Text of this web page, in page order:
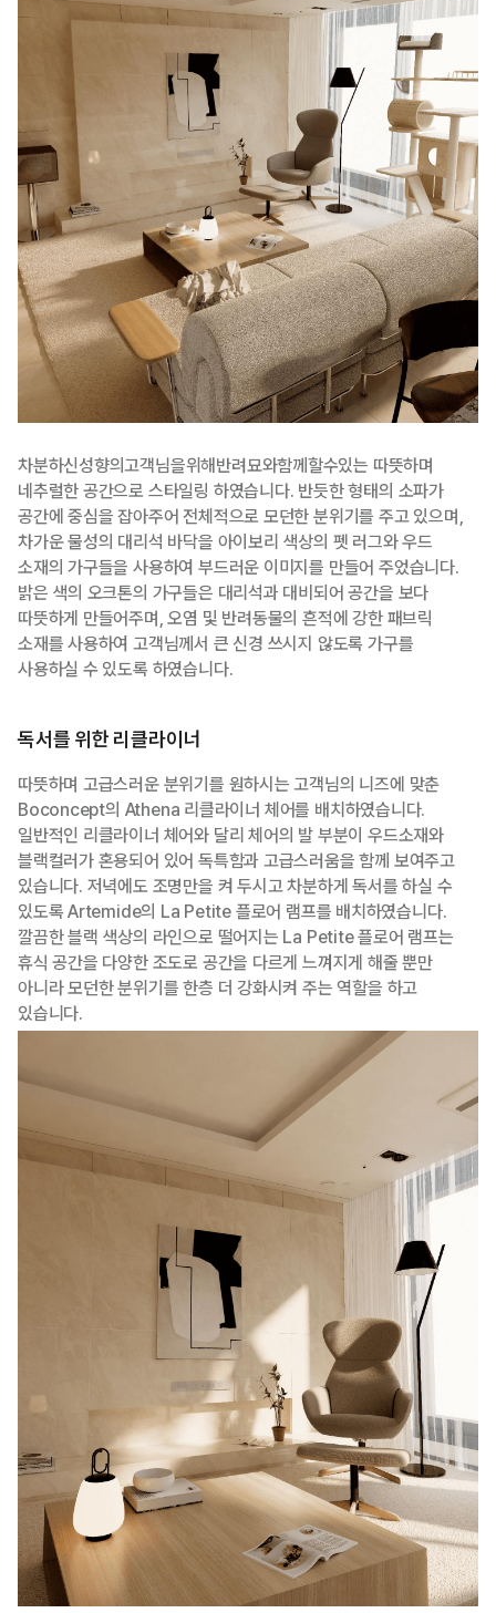
차분하신성향의고객님을위해반려묘와함께할수있는 따뜻하며
네추럴한 공간으로 스타일링 하였습니다. 반듯한 형태의 소파가
공간에 중심을 잡아주어 전체적으로 모던한 분위기를 주고 있으며,
차가운 물성의 대리석 바닥을 아이보리 색상의 펫 러그와 우드
소재의 가구들을 사용하여 부드러운 이미지를 만들어 주었습니다.
밝은 색의 오크톤의 가구들은 대리석과 대비되어 공간을 보다
따뜻하게 만들어주며, 오염 및 반려동물의 흔적에 강한 패브릭
소재를 사용하여 고객님께서 큰 신경 쓰시지 않도록 가구를
사용하실 수 있도록 하였습니다.
독서를 위한 리클라이너
따뜻하며 고급스러운 분위기를 원하시는 고객님의 니즈에 맞춘
Boconcept의 Athena 리클라이너 체어를 배치하였습니다.
일반적인 리클라이너 체어와 달리 체어의 발 부분이 우드소재와
블랙컬러가 혼용되어 있어 독특함과 고급스러움을 함께 보여주고
있습니다. 저녁에도 조명만을 켜 두시고 차분하게 독서를 하실 수
있도록 Artemide의 La Petite 플로어 램프를 배치하였습니다.
깔끔한 블랙 색상의 라인으로 떨어지는 La Petite 플로어 램프는
휴식 공간을 다양한 조도로 공간을 다르게 느껴지게 해줄 뿐만
아니라 모던한 분위기를 한층 더 강화시켜 주는 역할을 하고
있습니다.